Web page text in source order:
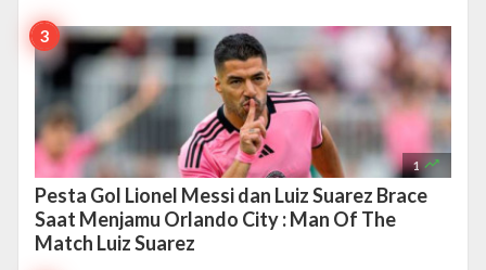
1 
Pesta Gol Lionel Messi dan Luiz Suarez Brace
Saat Menjamu Orlando City : Man Of The
Match Luiz Suarez